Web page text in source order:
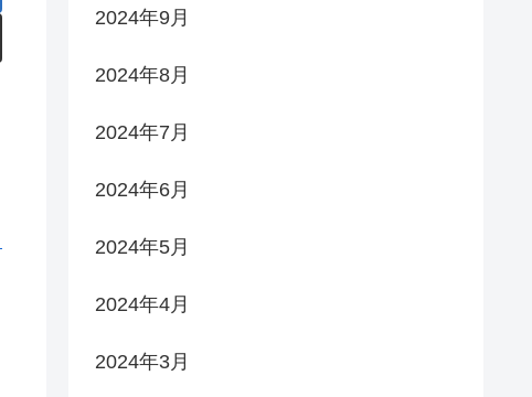
2024年9月
2024年8月
2024年7月
2024年6月
2024年5月
2024年4月
2024年3月